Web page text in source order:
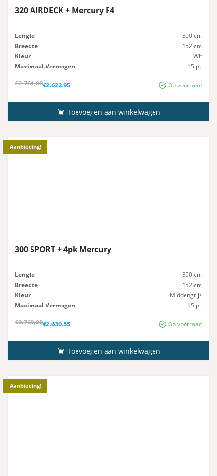
320 AIRDECK + Mercury F4
Lengte
300 cm
Breedte
152 cm
Kleur
Wit
Maximaal-Vermogen
15 pk
Op voorraad
€2.761,00Oorspronkelijke
prijs
€2.761,00.
€2.622,95Huidige
prijs
€2.622,95.
Toevoegen aan winkelwagen
Aanbieding!
300 SPORT + 4pk Mercury
Lengte
300 cm
Breedte
152 cm
Kleur
Middengrijs
Maximaal-Vermogen
15 pk
Op voorraad
€2.769,00Oorspronkelijke
prijs
€2.769,00.
€2.630,55Huidige
prijs
€2.630,55.
Toevoegen aan winkelwagen
Aanbieding!